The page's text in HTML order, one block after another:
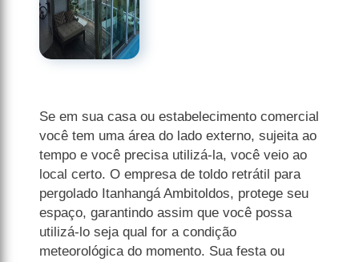
Se em sua casa ou estabelecimento comercial
você tem uma área do lado externo, sujeita ao
tempo e você precisa utilizá-la, você veio ao
local certo. O empresa de toldo retrátil para
pergolado Itanhangá Ambitoldos, protege seu
espaço, garantindo assim que você possa
utilizá-lo seja qual for a condição
meteorológica do momento. Sua festa ou